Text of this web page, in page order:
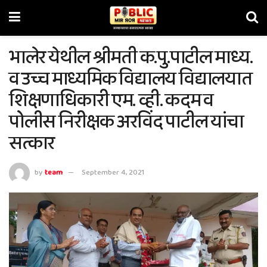
भालेर येथील श्रीमती क.पु.पाटील माध्य.
व उच्च माध्यमिक विद्यालय विद्यालयात
शिक्षणाधिकारी एम. व्ही. कदम व
पोलीस निरीक्षक अरविंद पाटील यांचा
सत्कार
byteam September 4, 2021